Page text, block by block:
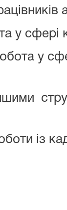
у сфері
у
із